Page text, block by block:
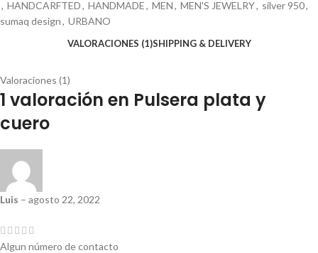
, HANDCARFTED, HANDMADE, MEN, MEN'S JEWELRY, silver 950,
sumaq design, URBANO
VALORACIONES (1)SHIPPING & DELIVERY
Valoraciones (1)
1 valoración en Pulsera plata y
cuero
Luis – agosto 22, 2022
Algun número de contacto